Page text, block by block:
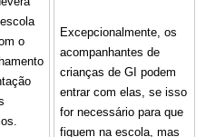
o
Excepcionalmente, os
acompanhantes de
crianças de GI podem
entrar com elas, se isso
for necessário para que
fiquem na escola, mas